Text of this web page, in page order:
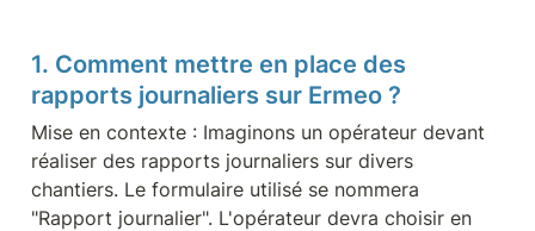
1. Comment mettre en place des
rapports journaliers sur Ermeo ?
Mise en contexte : Imaginons un opérateur devant
réaliser des rapports journaliers sur divers
chantiers. Le formulaire utilisé se nommera
"Rapport journalier". L'opérateur devra choisir en